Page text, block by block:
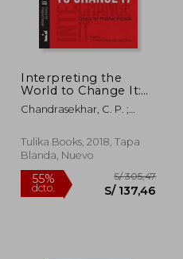
Interpreting the
World to Change It:
Essays for Prabhat
Patnaik (en Inglés)
Chandrasekhar, C. P. ;
Tulika Books, 2018, Tapa
Blanda, Nuevo